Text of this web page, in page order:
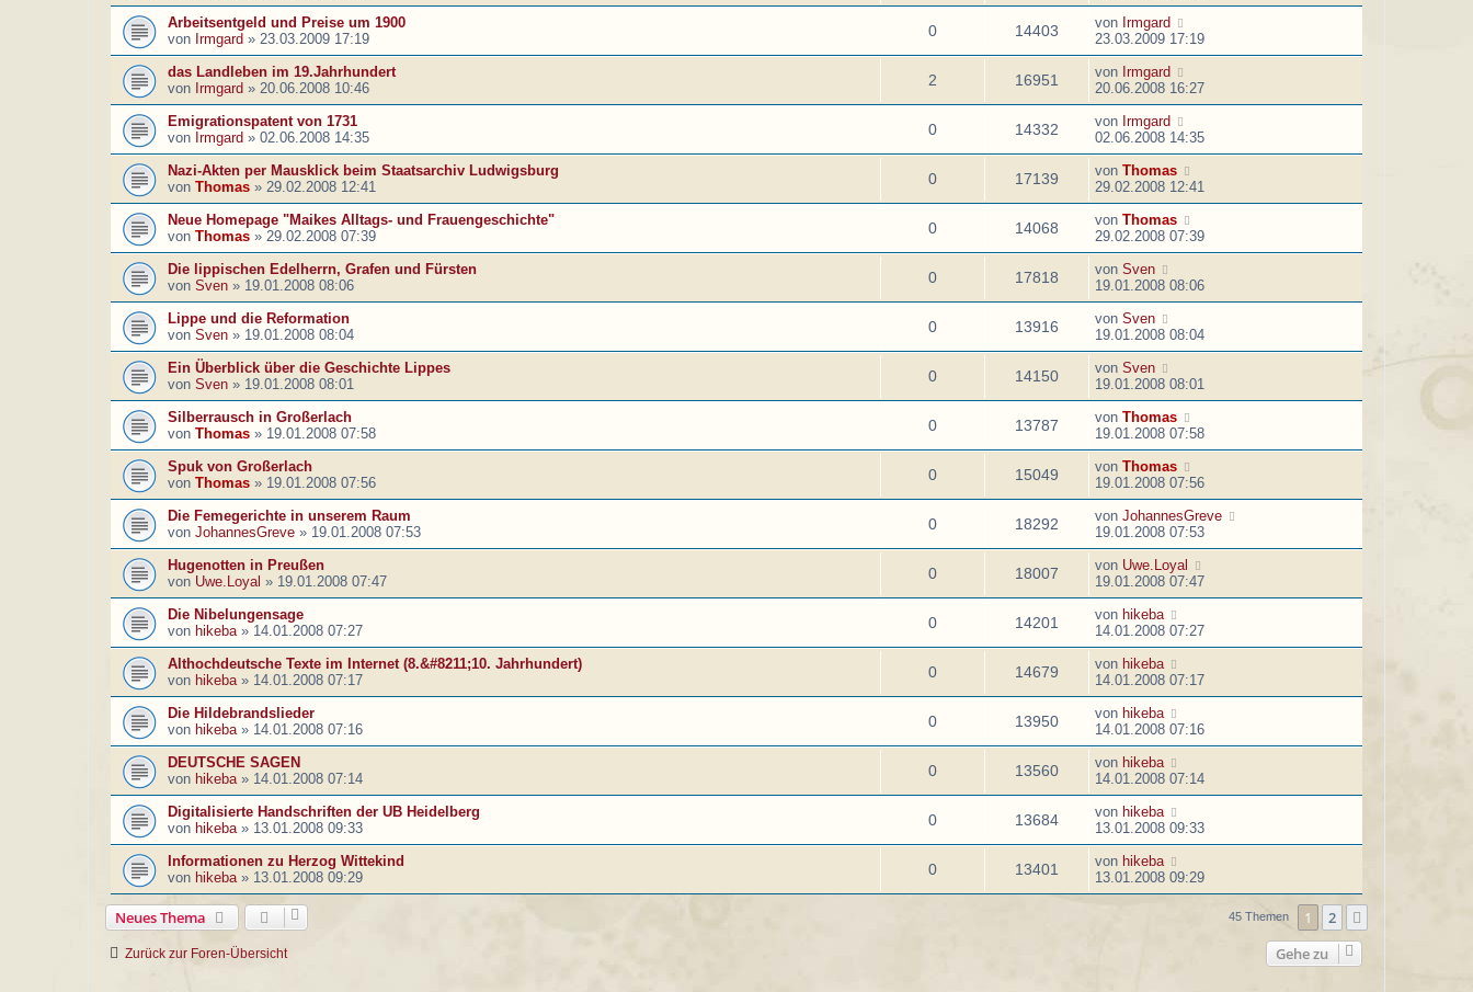
Arbeitsentgeld und Preise um 1900
von Irmgard » 23.03.2009 17:19 0 14403 von Irmgard
23.03.2009 17:19
das Landleben im 19.Jahrhundert
von Irmgard » 20.06.2008 10:46 2 16951 von Irmgard
20.06.2008 16:27
Emigrationspatent von 1731
von Irmgard » 02.06.2008 14:35 0 14332 von Irmgard
02.06.2008 14:35
Nazi-Akten per Mausklick beim Staatsarchiv Ludwigsburg
von Thomas » 29.02.2008 12:41 0 17139 von Thomas
29.02.2008 12:41
Neue Homepage "Maikes Alltags- und Frauengeschichte"
von Thomas » 29.02.2008 07:39 0 14068 von Thomas
29.02.2008 07:39
Die lippischen Edelherrn, Grafen und Fürsten
von Sven » 19.01.2008 08:06 0 17818 von Sven
19.01.2008 08:06
Lippe und die Reformation
von Sven » 19.01.2008 08:04 0 13916 von Sven
19.01.2008 08:04
Ein Überblick über die Geschichte Lippes
von Sven » 19.01.2008 08:01 0 14150 von Sven
19.01.2008 08:01
Silberrausch in Großerlach
von Thomas » 19.01.2008 07:58 0 13787 von Thomas
19.01.2008 07:58
Spuk von Großerlach
von Thomas » 19.01.2008 07:56 0 15049 von Thomas
19.01.2008 07:56
Die Femegerichte in unserem Raum
von JohannesGreve » 19.01.2008 07:53 0 18292 von JohannesGreve
19.01.2008 07:53
Hugenotten in Preußen
von Uwe.Loyal » 19.01.2008 07:47 0 18007 von Uwe.Loyal
19.01.2008 07:47
Die Nibelungensage
von hikeba» 14.01.2008 07:27 0 14201 von hikeba
14.01.2008 07:27
Althochdeutsche Texte im Internet (8.&#8211;10. Jahrhundert)
von hikeba» 14.01.2008 07:17 0 14679 von hikeba
14.01.2008 07:17
Die Hildebrandslieder
von hikeba» 14.01.2008 07:16 0 13950 von hikeba
14.01.2008 07:16
DEUTSCHE SAGEN
von hikeba» 14.01.2008 07:14 0 13560 von hikeba
14.01.2008 07:14
Digitalisierte Handschriften der UB Heidelberg
von hikeba» 13.01.2008 09:33 0 13684 von hikeba
13.01.2008 09:33
Informationen zu Herzog Wittekind
von hikeba» 13.01.2008 09:29 0 13401 von hikeba
13.01.2008 09:29
Neues Thema 45 Themen 1 2
Zurück zur Foren-Übersicht Gehe zu